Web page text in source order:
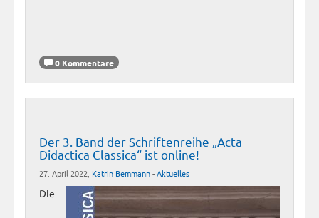
0 Kommentare
Der 3. Band der Schriftenreihe „Acta
Didactica Classica“ ist online!
27. April 2022, Katrin Bemmann-Aktuelles
Die